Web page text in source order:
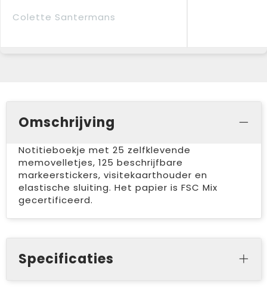
Colette Santermans
Omschrijving
Notitieboekje met 25 zelfklevende
memovelletjes, 125 beschrijfbare
markeerstickers, visitekaarthouder en
elastische sluiting. Het papier is FSC Mix
gecertificeerd.
Specificaties